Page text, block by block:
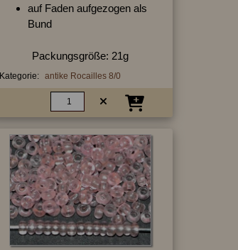
auf Faden aufgezogen als
Bund
Packungsgröße: 21g
Kategorie: antike Rocailles 8/0